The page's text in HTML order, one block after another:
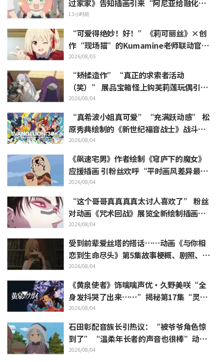
过家家》告知插画引来“阿尼亚给融化
了”
13小时前
“可爱得绝妙！好！”《莉可丽丝》×创
作“现场猫”的Kumamine老师联动官宣
引发“好！”反响不断
2026/08/05
“矫揉造作”“真正的求索者活动
（笑）” 展品宝箱怪上钩芙莉莲玩偶引吐
槽如潮《葬送的芙莉莲》
2026/08/04
“真希波小姐真可爱”“充满跃动感” 松
原秀典绘制的《新世纪福音战士》战斗服
姿态三人美丽手稿公开引热议
2026/08/04
《飙速宅男》作者绘制《穹庐下的魔女》
应援插画 引粉丝欢呼“平时画风差异最大
的人画出来原来是这样”
2026/08/04
“这个哥哥真真真真太讨人喜欢了” 粉丝
对动画《咒术回战》展览全新绘制插画中
逼近虎杖悠仁的胀相感到狂喜
2026/08/04
受到前辈爱丝塔的搭话……动画《与你相
恋到生命尽头》第5集故事梗概、剧照、W
EB预告、剧集海报公开
2026/08/04
《黄泉使者》饰噙噙声优·久野美咲“全
身发抖哭了出来……”揭秘第17集“灵魂
名演”的幕后
2026/08/04
石田彰配音族长引热议：“被爷爷角色惊
到了”“温柔年长者的声音也很棒”动画
《穹庐下的魔女》第6集
2026/08/04